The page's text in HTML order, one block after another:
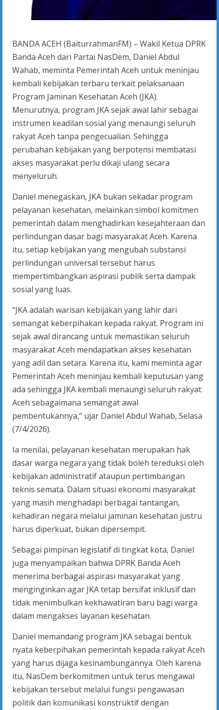
BANDA ACEH (BaiturrahmanFM) – Wakil Ketua DPRK
Banda Aceh dari Partai NasDem, Daniel Abdul
Wahab, meminta Pemerintah Aceh untuk meninjau
kembali kebijakan terbaru terkait pelaksanaan
Program Jaminan Kesehatan Aceh (JKA).
Menurutnya, program JKA sejak awal lahir sebagai
instrumen keadilan sosial yang menaungi seluruh
rakyat Aceh tanpa pengecualian. Sehingga
perubahan kebijakan yang berpotensi membatasi
akses masyarakat perlu dikaji ulang secara
menyeluruh.
Daniel menegaskan, JKA bukan sekadar program
pelayanan kesehatan, melainkan simbol komitmen
pemerintah dalam menghadirkan kesejahteraan dan
perlindungan dasar bagi masyarakat Aceh. Karena
itu, setiap kebijakan yang mengubah substansi
perlindungan universal tersebut harus
mempertimbangkan aspirasi publik serta dampak
sosial yang luas.
“JKA adalah warisan kebijakan yang lahir dari
semangat keberpihakan kepada rakyat. Program ini
sejak awal dirancang untuk memastikan seluruh
masyarakat Aceh mendapatkan akses kesehatan
yang adil dan setara. Karena itu, kami meminta agar
Pemerintah Aceh meninjau kembali keputusan yang
ada sehingga JKA kembali menaungi seluruh rakyat
Aceh sebagaimana semangat awal
pembentukannya,” ujar Daniel Abdul Wahab, Selasa
(7/4/2026).
Ia menilai, pelayanan kesehatan merupakan hak
dasar warga negara yang tidak boleh tereduksi oleh
kebijakan administratif ataupun pertimbangan
teknis semata. Dalam situasi ekonomi masyarakat
yang masih menghadapi berbagai tantangan,
kehadiran negara melalui jaminan kesehatan justru
harus diperkuat, bukan dipersempit.
Sebagai pimpinan legislatif di tingkat kota, Daniel
juga menyampaikan bahwa DPRK Banda Aceh
menerima berbagai aspirasi masyarakat yang
menginginkan agar JKA tetap bersifat inklusif dan
tidak menimbulkan kekhawatiran baru bagi warga
dalam mengakses layanan kesehatan.
Daniel memandang program JKA sebagai bentuk
nyata keberpihakan pemerintah kepada rakyat Aceh
yang harus dijaga kesinambungannya. Oleh karena
itu, NasDem berkomitmen untuk terus mengawal
kebijakan tersebut melalui fungsi pengawasan
politik dan komunikasi konstruktif dengan